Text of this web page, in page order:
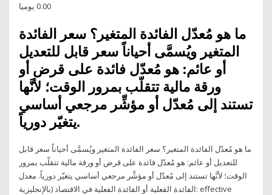
0.00 يوميا
ما هو مُعدّل الفائدة المتغير؟ سعر الفائدة
المتغير ويُسمَّى أحياناً سعر قابل للتعديل
أو عائم: هو مُعدّل فائدة على قرض أو
ورقة مالية تتقلّب بمرور الوقت؛ لأنَّها
تستند إلى مُعدّل أو مؤشِّر مرجعي أساسي
يتغيّر دورياً.
ما هو مُعدّل الفائدة المتغير؟ سعر الفائدة المتغير ويُسمَّى أحياناً سعر قابل
للتعديل أو عائم: هو مُعدّل فائدة على قرض أو ورقة مالية تتقلّب بمرور
الوقت؛ لأنَّها تستند إلى مُعدّل أو مؤشِّر مرجعي أساسي يتغيّر دورياً. معدل
الفائدة الفعلية أو الفائدة الفعلية في الاقتصاد (بالإنجليزية: effective